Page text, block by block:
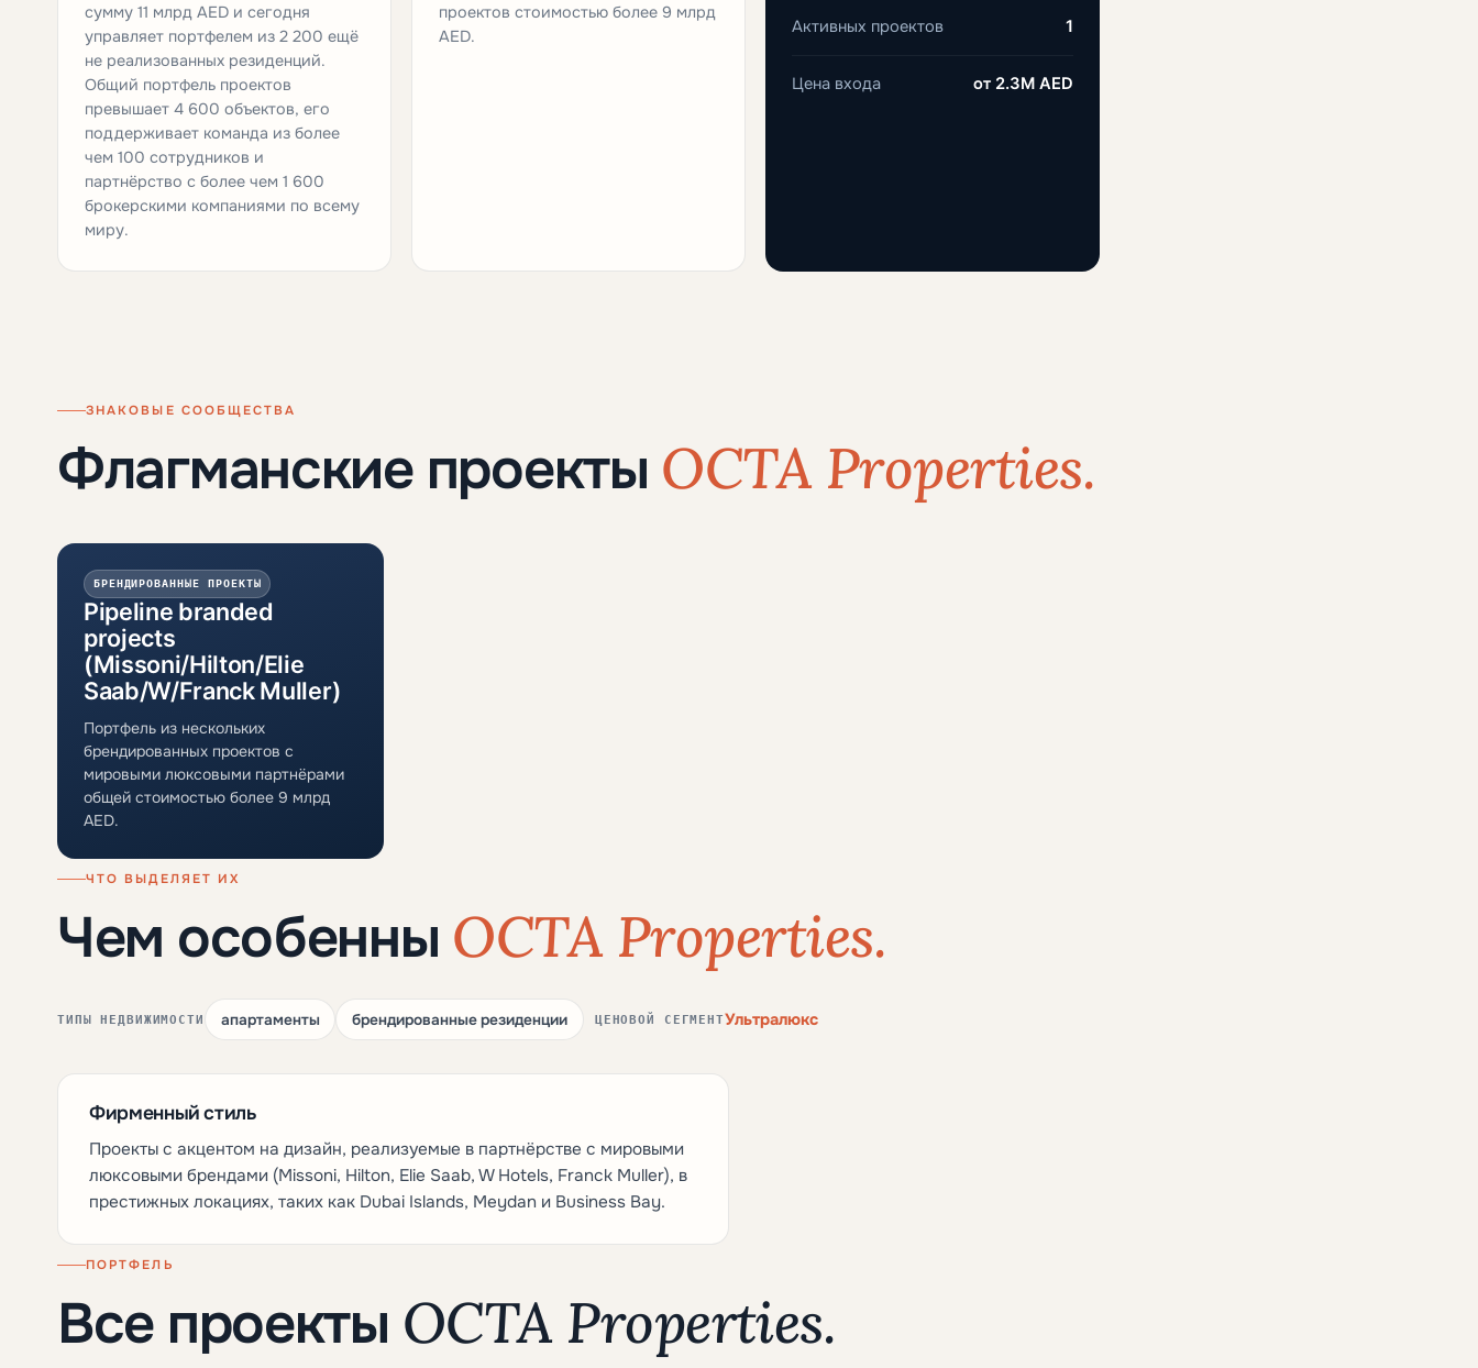
сумму 11 млрд AED и сегодня
управляет портфелем из 2 200 ещё
не реализованных резиденций.
Общий портфель проектов
превышает 4 600 объектов, его
поддерживает команда из более
чем 100 сотрудников и
партнёрство с более чем 1 600
брокерскими компаниями по всему
миру.
проектов стоимостью более 9 млрд
AED.
Активных проектов 1
Цена входа от 2.3M AED
ЗНАКОВЫЕ СООБЩЕСТВА
Флагманские проекты OCTA Properties.
БРЕНДИРОВАННЫЕ ПРОЕКТЫ
Pipeline branded
projects
(Missoni/Hilton/Elie
Saab/W/Franck Muller)
Портфель из нескольких
брендированных проектов с
мировыми люксовыми партнёрами
общей стоимостью более 9 млрд
AED.
ЧТО ВЫДЕЛЯЕТ ИХ
Чем особенны OCTA Properties.
ТИПЫ НЕДВИЖИМОСТИ апартаменты брендированные резиденции ЦЕНОВОЙ СЕГМЕНТУльтралюкс
Фирменный стиль
Проекты с акцентом на дизайн, реализуемые в партнёрстве с мировыми
люксовыми брендами (Missoni, Hilton, Elie Saab, W Hotels, Franck Muller), в
престижных локациях, таких как Dubai Islands, Meydan и Business Bay.
ПОРТФЕЛЬ
Все проекты OCTA Properties.